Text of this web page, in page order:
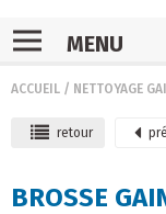
MENU
ACCUEIL / NETTOYAGE
retour
BROSSE